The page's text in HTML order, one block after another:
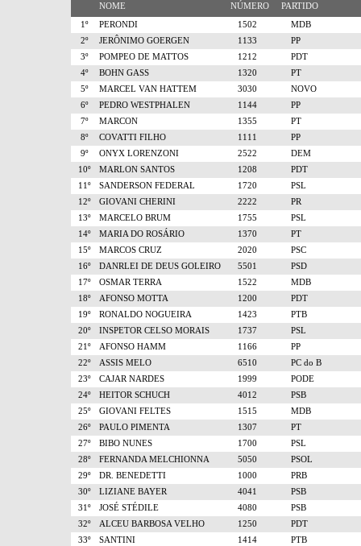
NOME NÚMERO PARTIDO
1º PERONDI 1502
MDB
2º
JERÔNIMO GOERGEN 1133
PP
3º
POMPEO DE MATTOS 1212
PDT
4º
BOHN GASS 1320
PT
5º
MARCEL VAN HATTEM 3030
NOVO
6º
PEDRO WESTPHALEN 1144
PP
7º
MARCON 1355
PT
8º
COVATTI FILHO 1111
PP
9º
ONYX LORENZONI 2522
DEM
10º
MARLON SANTOS 1208
PDT
11º
SANDERSON FEDERAL 1720
PSL
12º
GIOVANI CHERINI 2222
PR
13º
MARCELO BRUM 1755
PSL
14º
MARIA DO ROSÁRIO 1370
PT
15º
MARCOS CRUZ 2020
PSC
16º
DANRLEI DE DEUS GOLEIRO 5501
PSD
17º
OSMAR TERRA 1522
MDB
18º
AFONSO MOTTA 1200
PDT
19º
RONALDO NOGUEIRA 1423
PTB
20º
INSPETOR CELSO MORAIS 1737
PSL
21º
AFONSO HAMM 1166
PP
22º
ASSIS MELO 6510
PC do B
23º
CAJAR NARDES 1999
PODE
24º
HEITOR SCHUCH 4012
PSB
25º
GIOVANI FELTES 1515
MDB
26º
PAULO PIMENTA 1307
PT
27º
BIBO NUNES 1700
PSL
28º
FERNANDA MELCHIONNA 5050
PSOL
29º
DR. BENEDETTI 1000
PRB
30º
LIZIANE BAYER 4041
PSB
31º
JOSÉ STÉDILE 4080
PSB
32º
ALCEU BARBOSA VELHO 1250
PDT
33º
SANTINI 1414
PTB